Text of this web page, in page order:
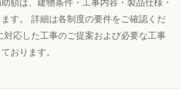
額は、建物条件・工事内容・製品仕様・
す。 詳細は各制度の要件をご確認くだ
応した工事のご提案および必要な工事
おります。